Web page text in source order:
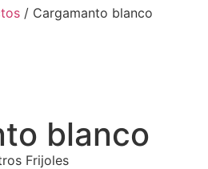
/ Cargamanto blanco
blanco
Frijoles